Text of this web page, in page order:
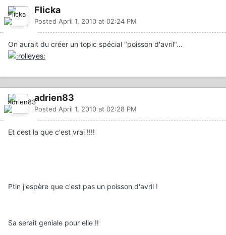
Flicka
Posted April 1, 2010 at 02:24 PM
On aurait du créer un topic spécial "poisson d'avril"...
adrien83
Posted April 1, 2010 at 02:28 PM
Et cest la que c'est vrai !!!!
Ptin j'espère que c'est pas un poisson d'avril !
Sa serait geniale pour elle !!